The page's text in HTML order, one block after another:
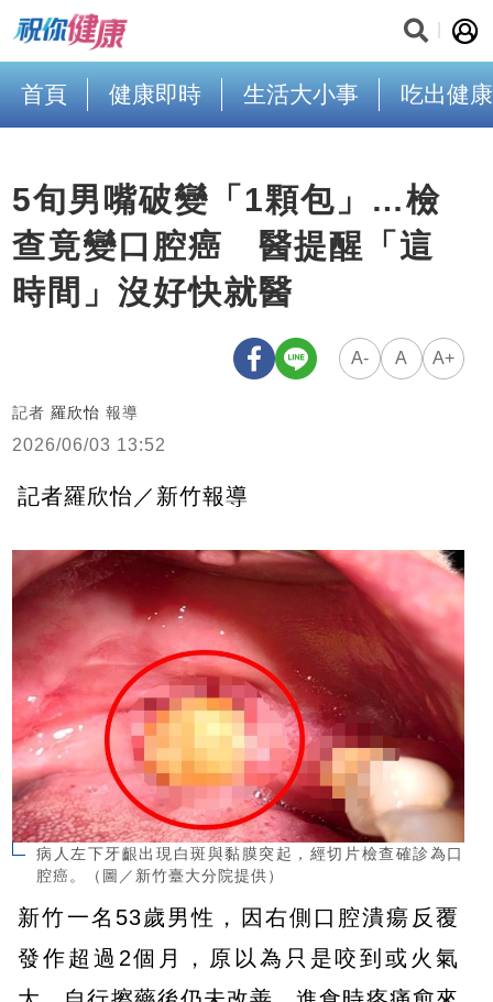
首頁 健康即時 生活大小事 吃出健康
5旬男嘴破變「1顆包」…檢
查竟變口腔癌 醫提醒「這
時間」沒好快就醫
A- A A+
記者 羅欣怡 報導
2026/06/03 13:52
記者羅欣怡／新竹報導
病人左下牙齦出現白斑與黏膜突起，經切片檢查確診為口
腔癌。（圖／新竹臺大分院提供）
新竹一名53歲男性，因右側口腔潰瘍反覆
發作超過2個月，原以為只是咬到或火氣